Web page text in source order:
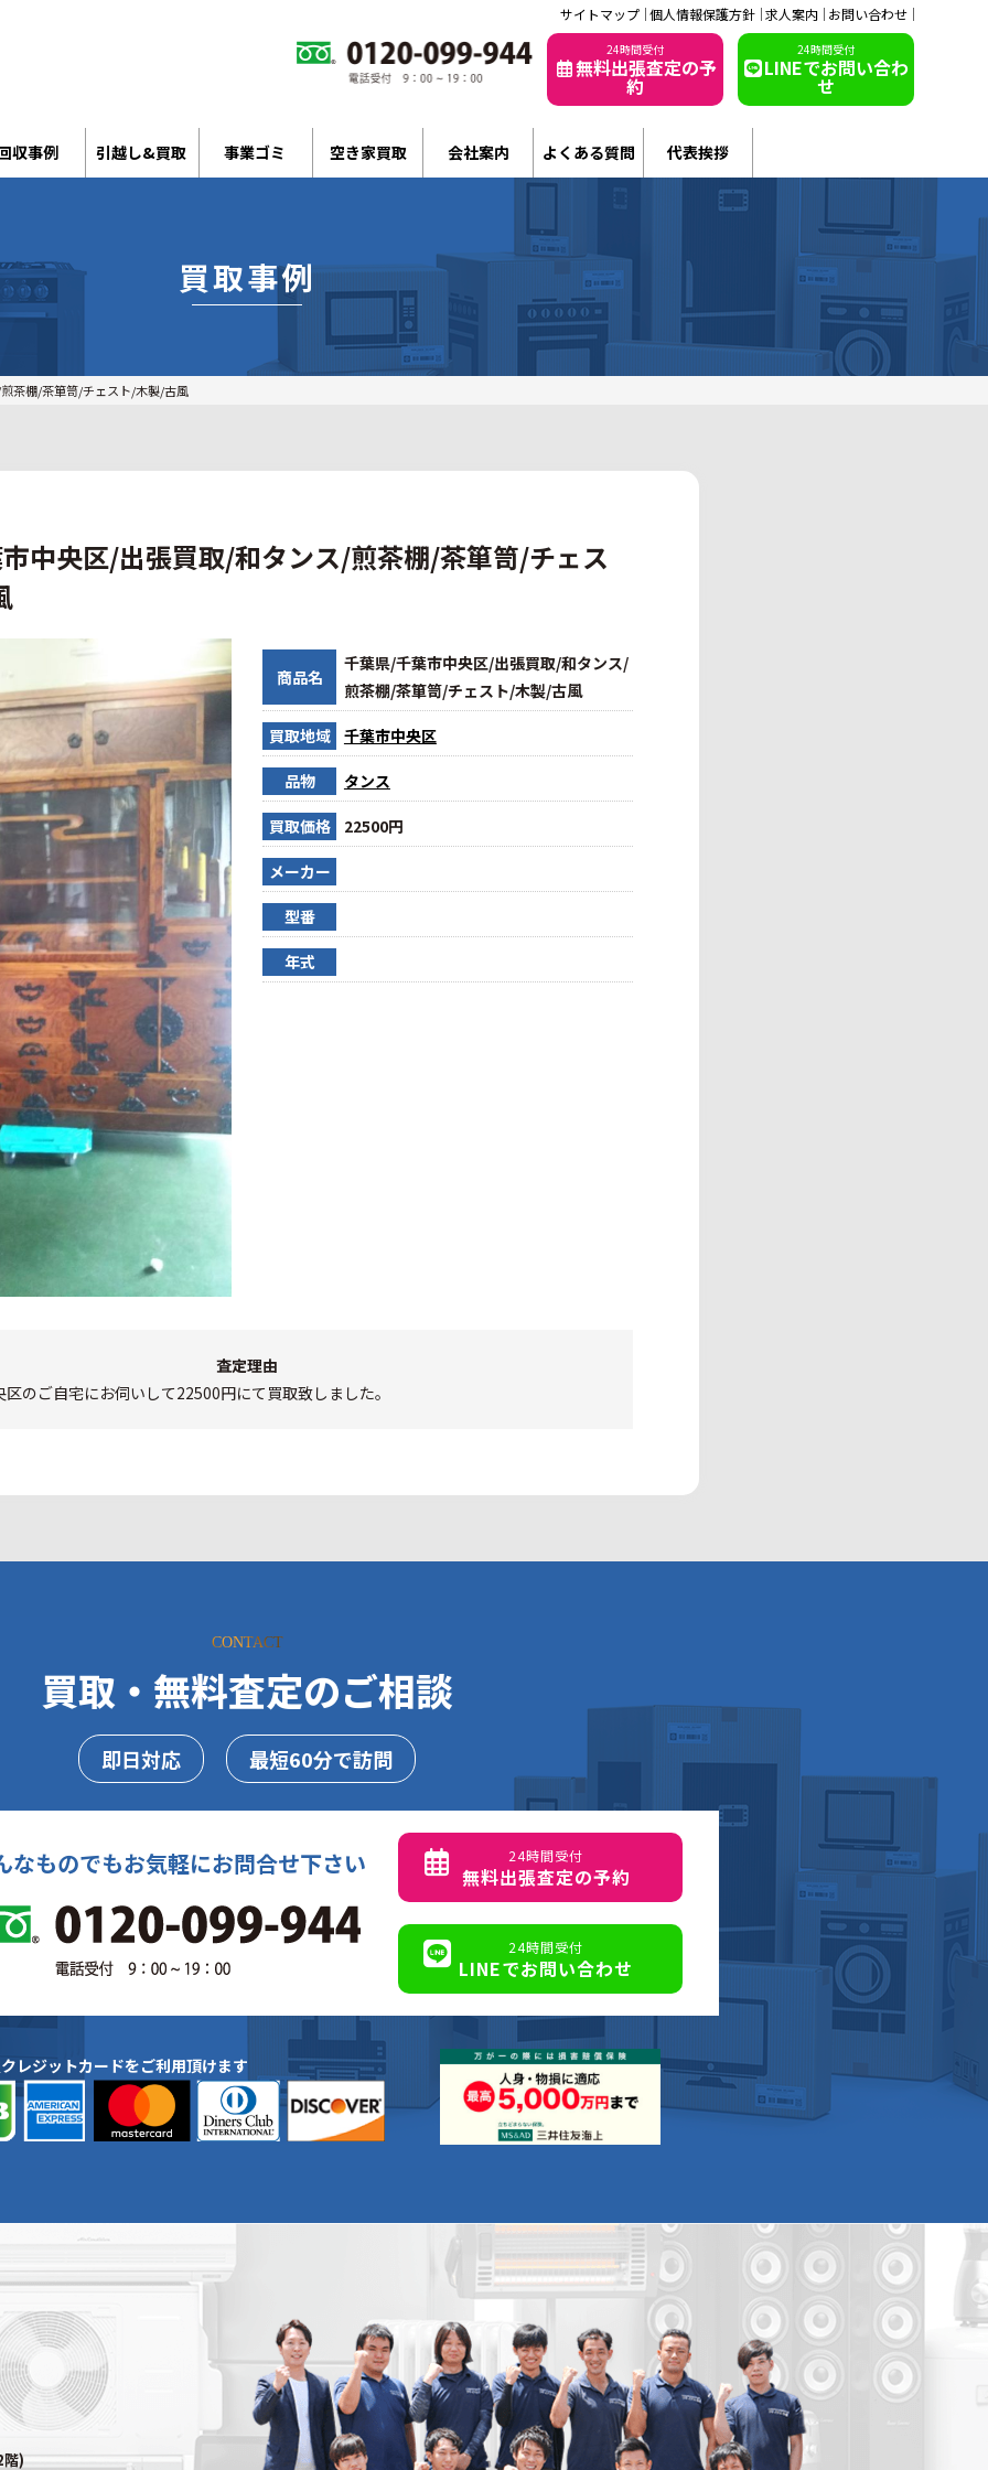
サイトマップ 個人情報保護方針 求人案内 お問い合わせ
24時間受付
無料出張査定の予
約
24時間受付
LINEでお問い合わ
せ
収事例 引越し&買取 事業ゴミ 空き家買取 会社案内 よくある質問 代表挨拶
買取事例
茶棚/茶箪笥/チェスト/木製/古風
中央区/出張買取/和タンス/煎茶棚/茶箪笥/チェス
商品名
千葉県/千葉市中央区/出張買取/和タンス/
煎茶棚/茶箪笥/チェスト/木製/古風
買取地域 千葉市中央区
品物 タンス
買取価格 22500円
メーカー
型番
年式
査定理由
のご自宅にお伺いして22500円にて買取致しました。
CONTACT
買取・無料査定のご相談
即日対応 最短60分で訪問
なものでもお気軽にお問合せ下さい 24時間受付
無料出張査定の予約
24時間受付
LINEでお問い合わせ
レジットカードをご利用頂けます
)